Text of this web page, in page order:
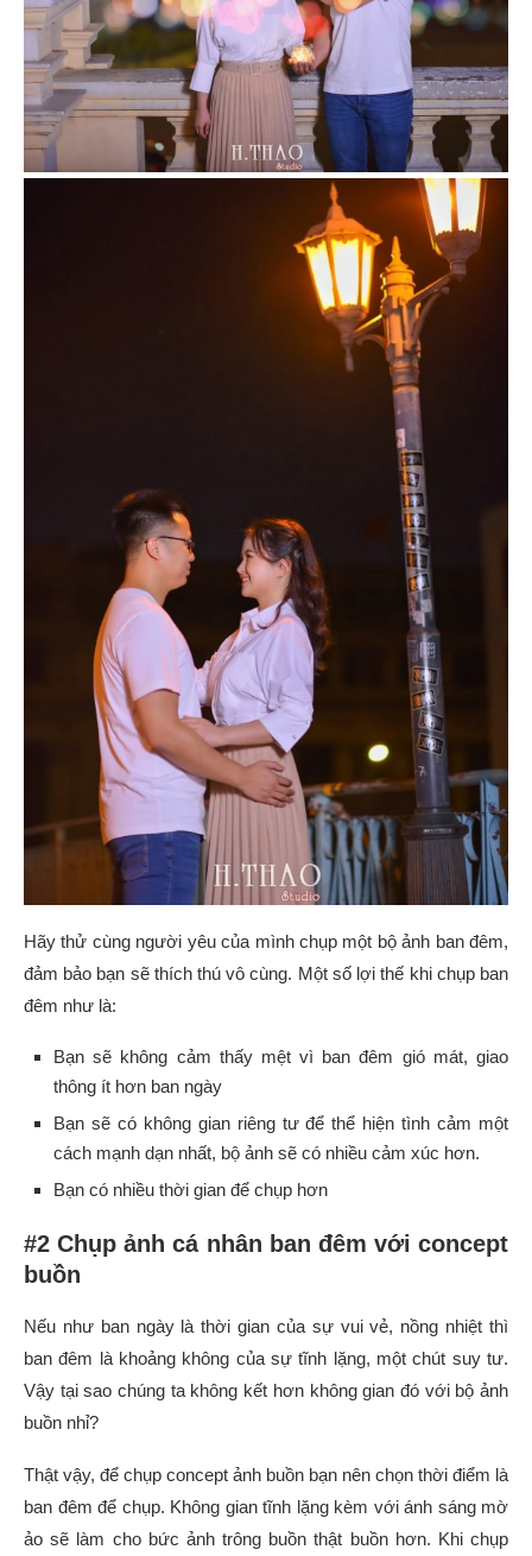
Hãy thử cùng người yêu của mình chụp một bộ ảnh ban đêm,
đảm bảo bạn sẽ thích thú vô cùng. Một số lợi thế khi chụp ban
đêm như là:
Bạn sẽ không cảm thấy mệt vì ban đêm gió mát, giao
thông ít hơn ban ngày
Bạn sẽ có không gian riêng tư để thể hiện tình cảm một
cách mạnh dạn nhất, bộ ảnh sẽ có nhiều cảm xúc hơn.
Bạn có nhiều thời gian để chụp hơn
#2 Chụp ảnh cá nhân ban đêm với concept
buồn
Nếu như ban ngày là thời gian của sự vui vẻ, nồng nhiệt thì
ban đêm là khoảng không của sự tĩnh lặng, một chút suy tư.
Vậy tại sao chúng ta không kết hơn không gian đó với bộ ảnh
buồn nhỉ?
Thật vậy, để chụp concept ảnh buồn bạn nên chọn thời điểm là
ban đêm để chụp. Không gian tĩnh lặng kèm với ánh sáng mờ
ảo sẽ làm cho bức ảnh trông buồn thật buồn hơn. Khi chụp